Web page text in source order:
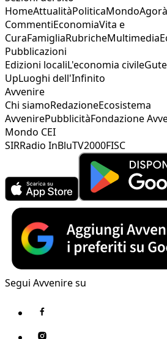
HomeAttualitàPoliticaMondoAgorà
CommentiEconomiaVita e
CuraFamigliaRubricheMultimedia
Pubblicazioni
Edizioni localiL'economia civile
UpLuoghi dell'Infinito
Avvenire
Chi siamoRedazioneEcosistema
AvvenirePubblicitàFondazione
Mondo CEI
SIRRadio InBluTV2000FISC
Segui Avvenire su